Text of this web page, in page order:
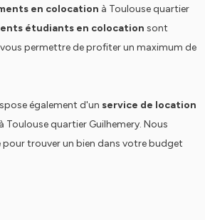
en colocation à Toulouse quartier
étudiants en colocation sont
permettre de profiter un maximum de
également d'unservice de location
à Toulouse quartier Guilhemery. Nous
trouver un bien dans votre budget